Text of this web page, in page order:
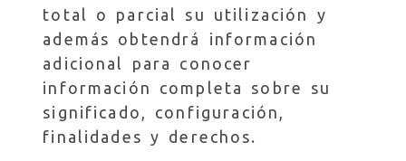
total o parcial su utilización y
además obtendrá información
adicional para conocer
información completa sobre su
significado, configuración,
finalidades y derechos.